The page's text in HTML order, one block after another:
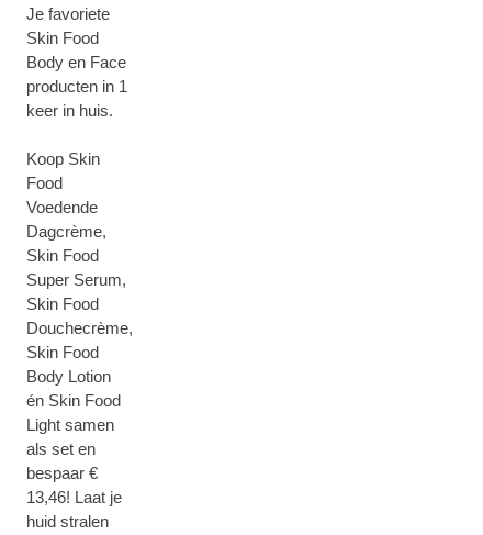
Je favoriete
Skin Food
Body en Face
producten in 1
keer in huis.
Koop Skin
Food
Voedende
Dagcrème,
Skin Food
Super Serum,
Skin Food
Douchecrème,
Skin Food
Body Lotion
én Skin Food
Light samen
als set en
bespaar €
13,46! Laat je
huid stralen